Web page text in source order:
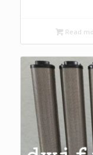
Read